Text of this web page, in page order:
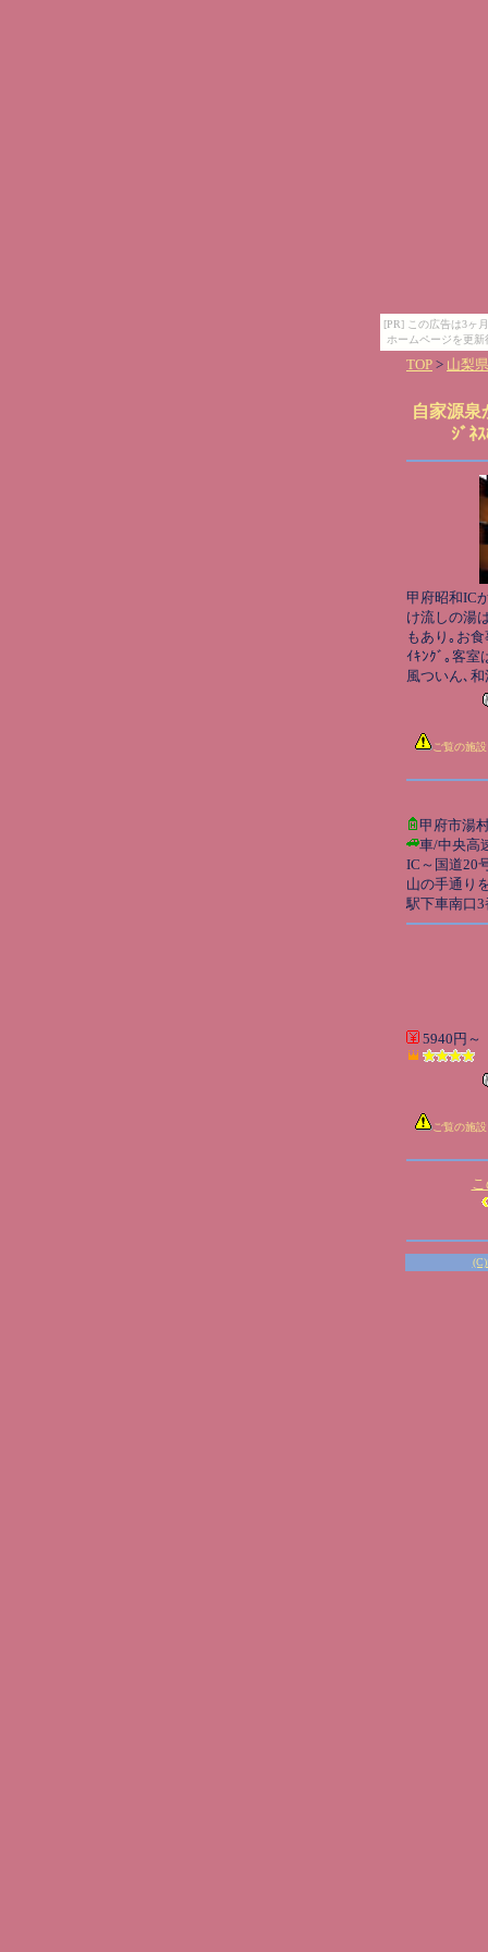
[PR] この広告は3ヶ
ホームページを更
TOP > 山梨県
自家源泉
ｼﾞﾈ
甲府昭和IC
け流しの湯
もあり｡お
ｲｷﾝｸﾞ｡客室
風ついん､
ご覧の施
甲府市湯
車/中央高
IC～国道20
山の手通り
駅下車南口
5940円～
ご覧の施